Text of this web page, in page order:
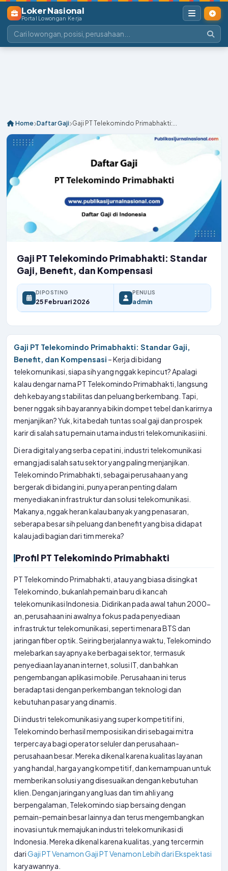
Loker Nasional
Portal Lowongan Kerja
Home Daftar Gaji Gaji PT Telekomindo Primabhakti:...
Gaji PT Telekomindo Primabhakti: Standar
Gaji, Benefit, dan Kompensasi
DIPOSTING
25 Februari 2026
PENULIS
admin
Gaji PT Telekomindo Primabhakti: Standar Gaji,
Benefit, dan Kompensasi – Kerja di bidang
telekomunikasi, siapa sih yang nggak kepincut? Apalagi
kalau dengar nama PT Telekomindo Primabhakti, langsung
deh kebayang stabilitas dan peluang berkembang. Tapi,
bener nggak sih bayarannya bikin dompet tebel dan karirnya
menjanjikan? Yuk, kita bedah tuntas soal gaji dan prospek
karir di salah satu pemain utama industri telekomunikasi ini.
Di era digital yang serba cepat ini, industri telekomunikasi
emang jadi salah satu sektor yang paling menjanjikan.
Telekomindo Primabhakti, sebagai perusahaan yang
bergerak di bidang ini, punya peran penting dalam
menyediakan infrastruktur dan solusi telekomunikasi.
Makanya, nggak heran kalau banyak yang penasaran,
seberapa besar sih peluang dan benefit yang bisa didapat
kalau jadi bagian dari tim mereka?
Profil PT Telekomindo Primabhakti
PT Telekomindo Primabhakti, atau yang biasa disingkat
Telekomindo, bukanlah pemain baru di kancah
telekomunikasi Indonesia. Didirikan pada awal tahun 2000-
an, perusahaan ini awalnya fokus pada penyediaan
infrastruktur telekomunikasi, seperti menara BTS dan
jaringan fiber optik. Seiring berjalannya waktu, Telekomindo
melebarkan sayapnya ke berbagai sektor, termasuk
penyediaan layanan internet, solusi IT, dan bahkan
pengembangan aplikasi mobile. Perusahaan ini terus
beradaptasi dengan perkembangan teknologi dan
kebutuhan pasar yang dinamis.
Di industri telekomunikasi yang super kompetitif ini,
Telekomindo berhasil memposisikan diri sebagai mitra
terpercaya bagi operator seluler dan perusahaan-
perusahaan besar. Mereka dikenal karena kualitas layanan
yang handal, harga yang kompetitif, dan kemampuan untuk
memberikan solusi yang disesuaikan dengan kebutuhan
klien. Dengan jaringan yang luas dan tim ahli yang
berpengalaman, Telekomindo siap bersaing dengan
pemain-pemain besar lainnya dan terus mengembangkan
inovasi untuk memajukan industri telekomunikasi di
Indonesia. Mereka dikenal karena kualitas, yang tercermin
dariGaji PT Venamon Gaji PT Venamon Lebih dari Ekspektasi
karyawannya.